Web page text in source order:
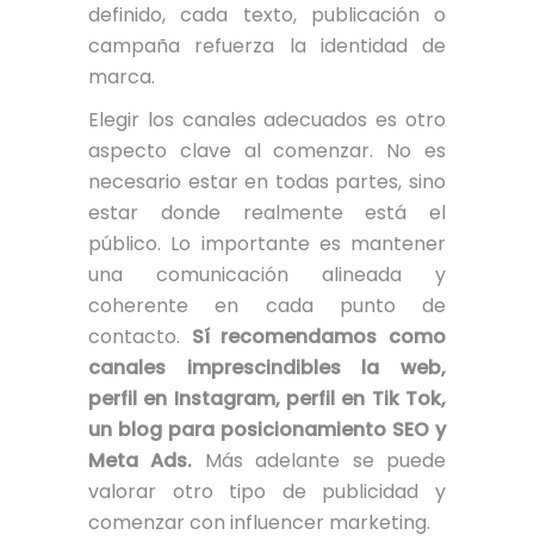
definido, cada texto, publicación o
campaña refuerza la identidad de
marca.
Elegir los canales adecuados es otro
aspecto clave al comenzar. No es
necesario estar en todas partes, sino
estar donde realmente está el
público. Lo importante es mantener
una comunicación alineada y
coherente en cada punto de
contacto. Sí recomendamos como
canales imprescindibles la web,
perfil en Instagram, perfil en Tik Tok,
un blog para posicionamiento SEO y
Meta Ads. Más adelante se puede
valorar otro tipo de publicidad y
comenzar con influencer marketing.